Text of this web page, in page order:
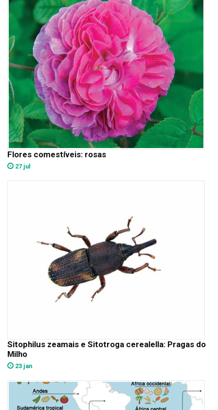
Flores comestíveis: rosas
27 jul
Sitophilus zeamais e Sitotroga cerealella: Pragas do
Milho
23 jan